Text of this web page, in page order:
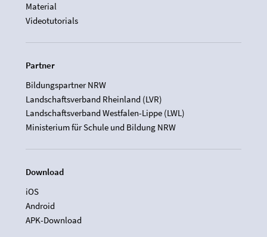
Material
Videotutorials
Partner
Bildungspartner NRW
Landschaftsverband Rheinland (LVR)
Landschaftsverband Westfalen-Lippe (LWL)
Ministerium für Schule und Bildung NRW
Download
iOS
Android
APK-Download